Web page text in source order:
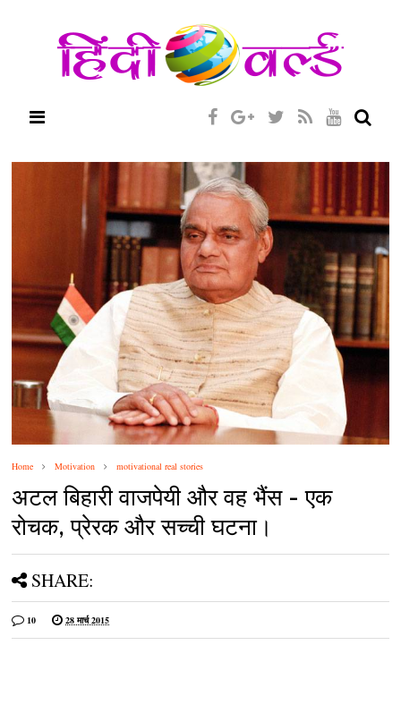
Home Motivation motivational real stories
अटल बिहारी वाजपेयी और वह भैंस - एक
रोचक, प्रेरक और सच्ची घटना।
SHARE:
10 28 मार्च 2015